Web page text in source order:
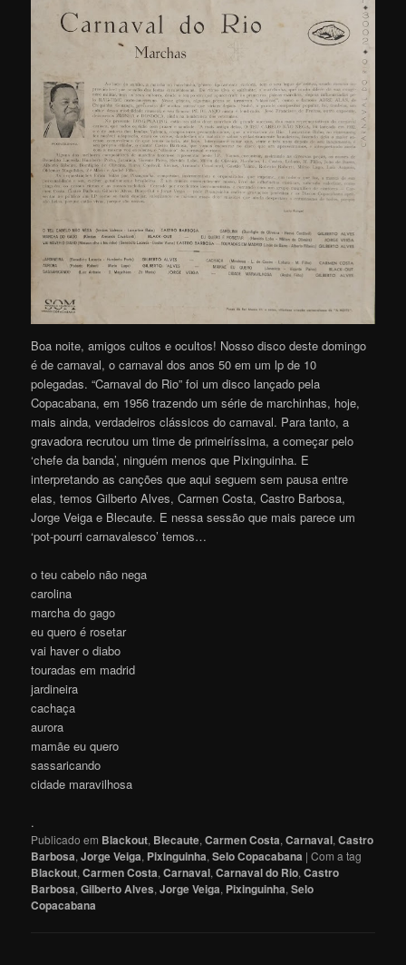
Boa noite, amigos cultos e ocultos! Nosso disco deste domingo
é de carnaval, o carnaval dos anos 50 em um lp de 10
polegadas. “Carnaval do Rio” foi um disco lançado pela
Copacabana, em 1956 trazendo um série de marchinhas, hoje,
mais ainda, verdadeiros clássicos do carnaval. Para tanto, a
gravadora recrutou um time de primeiríssima, a começar pelo
‘chefe da banda’, ninguém menos que Pixinguinha. E
interpretando as canções que aqui seguem sem pausa entre
elas, temos Gilberto Alves, Carmen Costa, Castro Barbosa,
Jorge Veiga e Blecaute. E nessa sessão que mais parece um
‘pot-pourri carnavalesco’ temos…
o teu cabelo não nega
carolina
marcha do gago
eu quero é rosetar
vai haver o diabo
touradas em madrid
jardineira
cachaça
aurora
mamãe eu quero
sassaricando
cidade maravilhosa
.
Publicado em Blackout, Blecaute,Carmen Costa,Carnaval,Castro
Barbosa,Jorge Veiga, Pixinguinha,Selo Copacabana |Com a tag
Blackout,Carmen Costa,Carnaval,Carnaval do Rio,Castro
Barbosa,Gilberto Alves,Jorge Veiga, Pixinguinha,Selo
Copacabana